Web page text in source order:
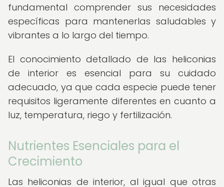
fundamental comprender sus necesidades
específicas para mantenerlas saludables y
vibrantes a lo largo del tiempo.
El conocimiento detallado de las heliconias
de interior es esencial para su cuidado
adecuado, ya que cada especie puede tener
requisitos ligeramente diferentes en cuanto a
luz, temperatura, riego y fertilización.
Nutrientes Esenciales para el
Crecimiento
Las heliconias de interior, al igual que otras